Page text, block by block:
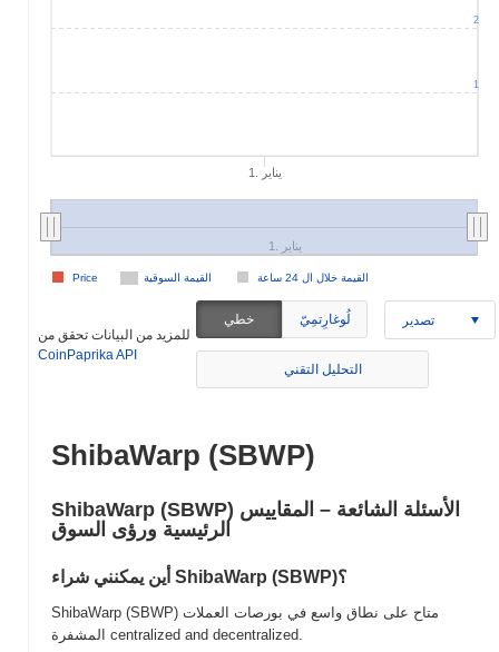
1. يناير
القيمة السوقية القيمة خلال ال 24 ساعة Price
1. يناير
1
2
للمزيد من البيانات تحقق من
CoinPaprika API
خطي لُوغارِتمِيّ تصدير
التحليل التقني
ShibaWarp (SBWP)
ShibaWarp (SBWP) الأسئلة الشائعة – المقاييس
الرئيسية ورؤى السوق
أين يمكنني شراء ShibaWarp (SBWP)؟
ShibaWarp (SBWP) متاح على نطاق واسع في بورصات العملات
المشفرة centralized and decentralized.